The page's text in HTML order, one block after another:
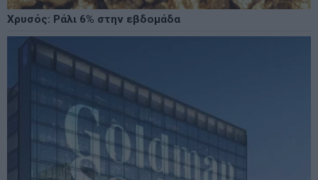
Χρυσός: Ράλι 6% στην εβδομάδα